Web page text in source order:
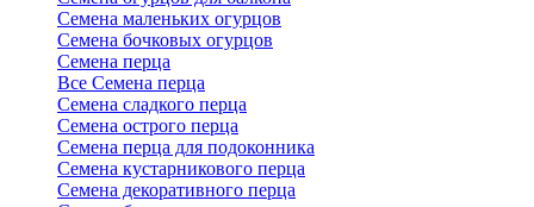
Семена маленьких огурцов
Семена бочковых огурцов
Семена перца
Все Семена перца
Семена сладкого перца
Семена острого перца
Семена перца для подоконника
Семена кустарникового перца
Семена декоративного перца